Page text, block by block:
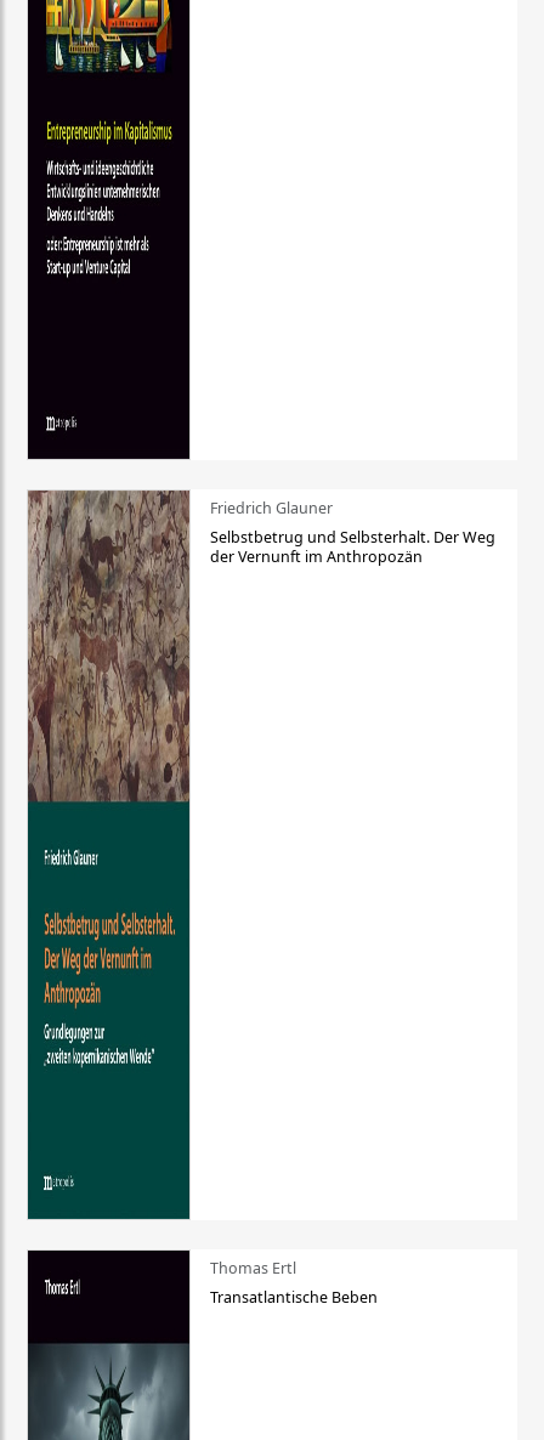
Friedrich Glauner
Selbstbetrug und Selbsterhalt. Der Weg
der Vernunft im Anthropozän
Thomas Ertl
Transatlantische Beben